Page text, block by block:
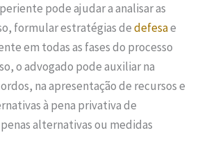
pode ajudar a analisar as
formular estratégias dedefesae
em todas as fases do processo
o advogado pode auxiliar na
na apresentação de recursos e
à pena privativa de
alternativas ou medidas